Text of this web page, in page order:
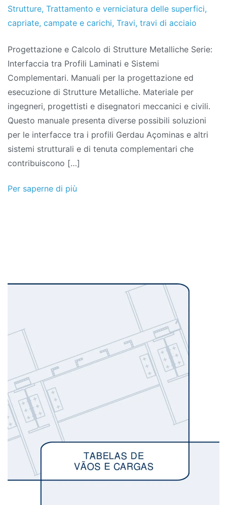
Strutture, Trattamento e verniciatura delle superfici,
capriate, campate e carichi, Travi, travi di acciaio
Progettazione e Calcolo di Strutture Metalliche Serie:
Interfaccia tra Profili Laminati e Sistemi
Complementari. Manuali per la progettazione ed
esecuzione di Strutture Metalliche. Materiale per
ingegneri, progettisti e disegnatori meccanici e civili.
Questo manuale presenta diverse possibili soluzioni
per le interfacce tra i profili Gerdau Açominas e altri
sistemi strutturali e di tenuta complementari che
contribuiscono […]
Per saperne di più